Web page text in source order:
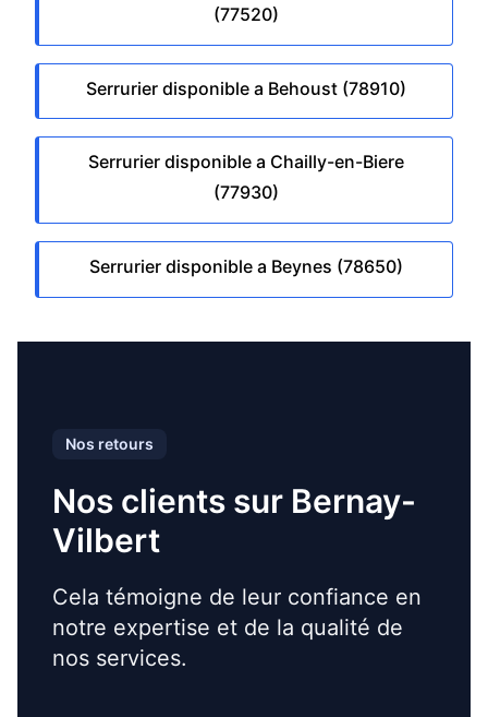
(77520)
Serrurier disponible a Behoust (78910)
Serrurier disponible a Chailly-en-Biere
(77930)
Serrurier disponible a Beynes (78650)
Nos retours
Nos clients sur Bernay-
Vilbert
Cela témoigne de leur confiance en
notre expertise et de la qualité de
nos services.